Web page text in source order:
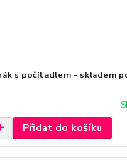
s počítadlem - skladem
Přidat do košíku